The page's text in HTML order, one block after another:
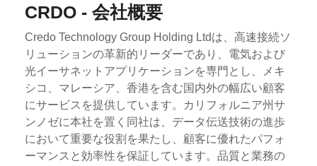
CRDO - 会社概要
Credo Technology Group Holding Ltdは、高速接続ソ
リューションの革新的リーダーであり、電気および
光イーサネットアプリケーションを専門とし、メキ
シコ、マレーシア、香港を含む国内外の幅広い顧客
にサービスを提供しています。カリフォルニア州サ
ンノゼに本社を置く同社は、データ伝送技術の進歩
において重要な役割を果たし、顧客に優れたパフォ
ーマンスと効率性を保証しています。品質と業務の